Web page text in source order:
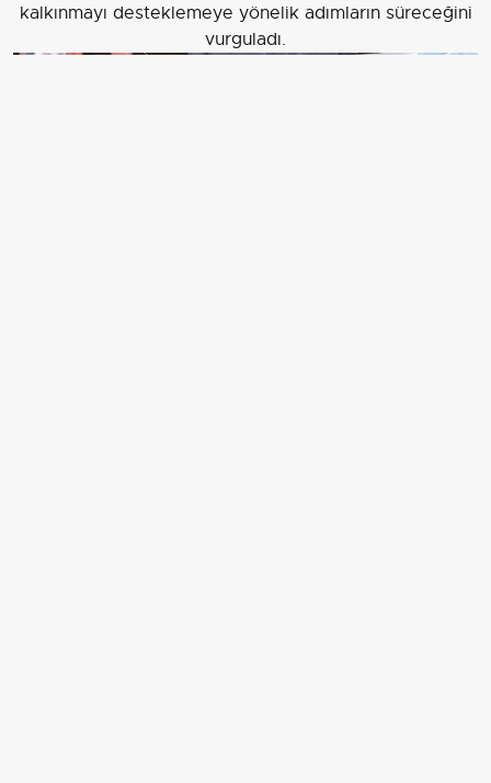
kalkınmayı desteklemeye yönelik adımların süreceğini
vurguladı.